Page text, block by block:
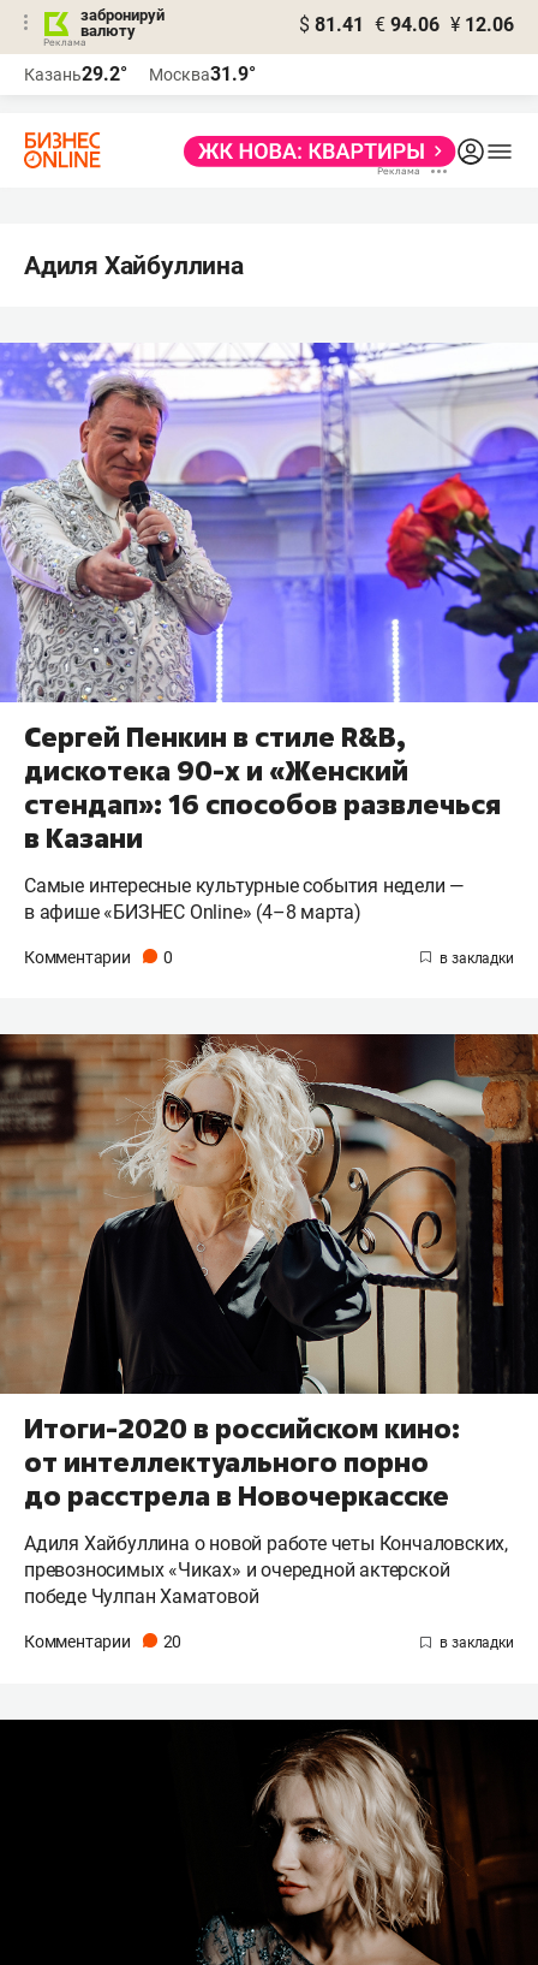
забронируй
валюту
$ 81.41 € 94.06 ¥ 12.06
Казань29.2° Москва31.9°
Адиля Хайбуллина
Сергей Пенкин в стиле R&B,
дискотека 90-х и «Женский
стендап»: 16 способов развлечься
в Казани
Самые интересные культурные события недели —
в афише «БИЗНЕС Online» (4–8 марта)
Комментарии 0
Итоги-2020 в российском кино:
от интеллектуального порно
до расстрела в Новочеркасске
Адиля Хайбуллина о новой работе четы Кончаловских,
превозносимых «Чиках» и очередной актерской
победе Чулпан Хаматовой
Комментарии 20